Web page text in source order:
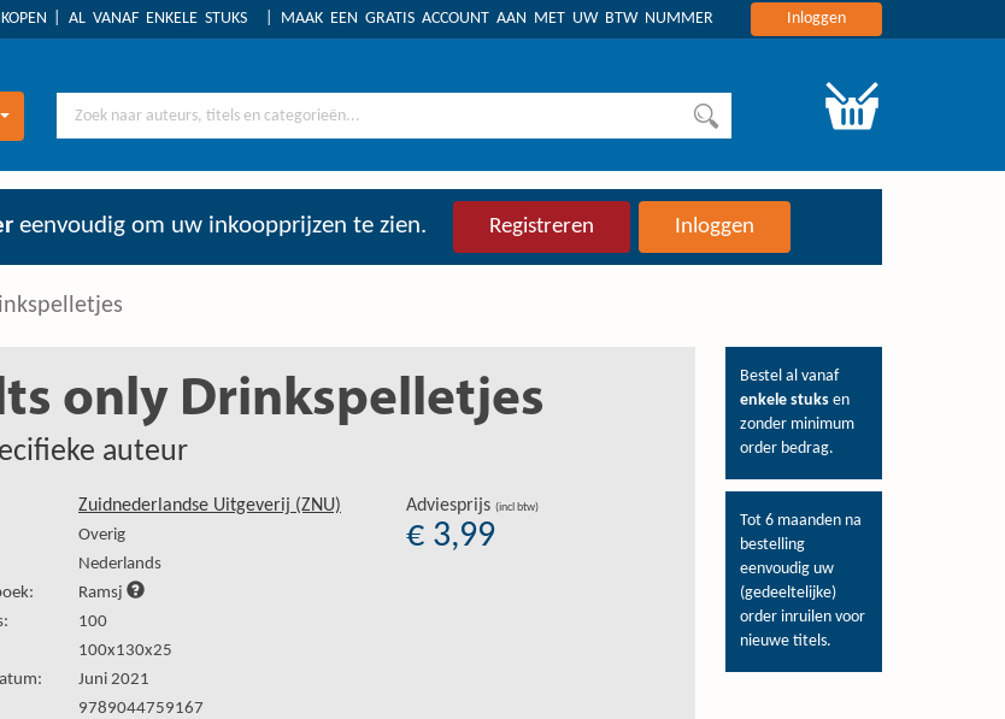
AL VANAF ENKELE STUKS MAAK EEN GRATIS ACCOUNT AAN MET UW BTW NUMMER Inloggen
eenvoudig om uw inkoopprijzen te zien. Registreren Inloggen
Bestel al vanaf
enkele stuks en
zonder minimum
order bedrag.
Tot 6 maanden na
bestelling
eenvoudig uw
(gedeeltelijke)
order inruilen voor
nieuwe titels.
only Drinkspelletjes
auteur
Zuidnederlandse Uitgeverij (ZNU)
Overig
Nederlands
Ramsj
100
100x130x25
Juni 2021
9789044759167
Adviesprijs (incl btw)
€ 3,99